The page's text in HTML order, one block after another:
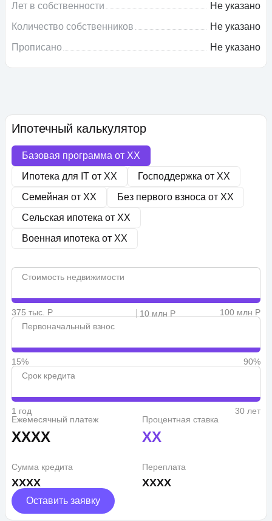
Лет в собственности
Не указано
Количество собственников
Не указано
Прописано
Не указано
Ипотечный калькулятор
Базовая программа от XX
Ипотека для IT от XX Господдержка от XX
Семейная от XX Без первого взноса от XX
Сельская ипотека от XX
Военная ипотека от XX
Стоимость недвижимости
375 тыс. Р 10 млн Р
100 млн Р
Первоначальный взнос
15%
90%
Срок кредита
1 год
30 лет
Ежемесячный платеж
XXXX
Процентная ставка
XX
Сумма кредита
XXXX
Переплата
XXXX
Оставить заявку